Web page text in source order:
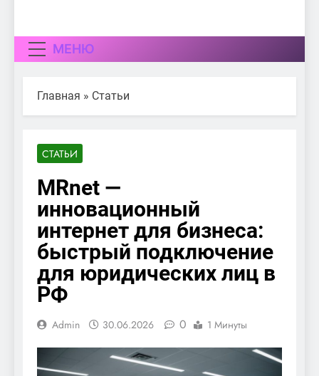
МЕНЮ
Главная » Статьи
СТАТЬИ
MRnet —
инновационный
интернет для бизнеса:
быстрый подключение
для юридических лиц в
РФ
Admin 30.06.2026 0 1 Минуты